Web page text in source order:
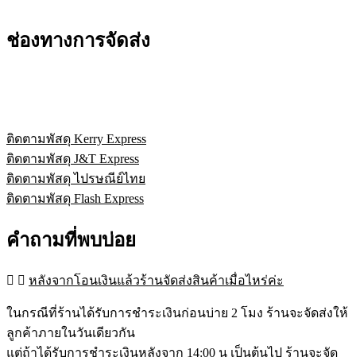
ช่องทางการจัดส่ง
ติดตามพัสดุ Kerry Express
ติดตามพัสดุ J&T Express
ติดตามพัสดุ ไปรษณีย์ไทย
ติดตามพัสดุ Flash Express
คำถามที่พบบ่อย
หลังจากโอนเงินแล้วร้านจัดส่งสินค้าเมื่อไหร่ค่ะ
ในกรณีที่ร้านได้รับการชำระเงินก่อนบ่าย 2 โมง ร้านจะจัดส่งให้
ลูกค้าภายในวันเดียวกัน
แต่ถ้าได้รับการชำระเงินหลังจาก 14:00 น เป็นต้นไป ร้านจะจัด